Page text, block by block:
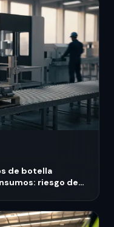
de botella
riesgo de